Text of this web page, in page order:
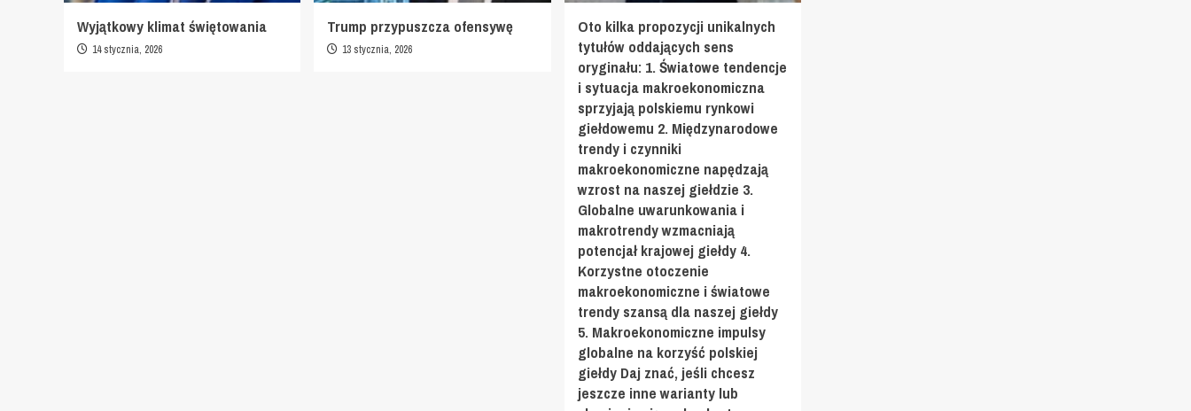
Wyjątkowy klimat świętowania
14 stycznia, 2026
Trump przypuszcza ofensywę
13 stycznia, 2026
Oto kilka propozycji unikalnych
tytułów oddających sens
oryginału: 1. Światowe tendencje
i sytuacja makroekonomiczna
sprzyjają polskiemu rynkowi
giełdowemu 2. Międzynarodowe
trendy i czynniki
makroekonomiczne napędzają
wzrost na naszej giełdzie 3.
Globalne uwarunkowania i
makrotrendy wzmacniają
potencjał krajowej giełdy 4.
Korzystne otoczenie
makroekonomiczne i światowe
trendy szansą dla naszej giełdy
5. Makroekonomiczne impulsy
globalne na korzyść polskiej
giełdy Daj znać, jeśli chcesz
jeszcze inne warianty lub